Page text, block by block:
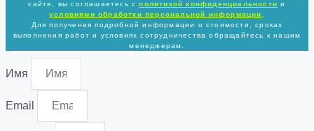
сайте, вы соглашаетесь сполитикойконфиденциальности и
условиями обработки персональной информации
Для получения подробной информации о стоимости, сроках
выполнения работ и условиях сотрудничества обращайтесь к нашим
менеджерам.
Имя
Email